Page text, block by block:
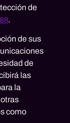
de
.
de sus
de
las
la
como